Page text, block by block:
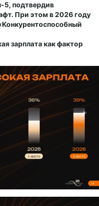
5, подтвердив
При этом в 2026 году
зарплата как фактор